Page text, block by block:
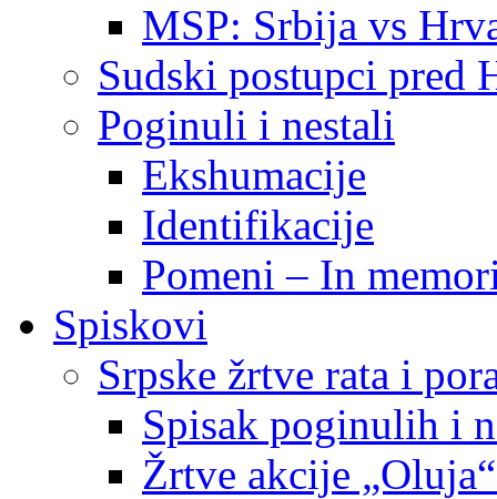
MSP: Srbija vs
Sudski postupci pred
Poginuli i nestali
Ekshumacije
Identifikacije
Pomeni – In
Spiskovi
Srpske žrtve rata i
Spisak poginulih i
Žrtve akcije